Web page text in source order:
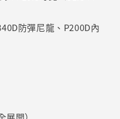
防彈尼龍、P200D內